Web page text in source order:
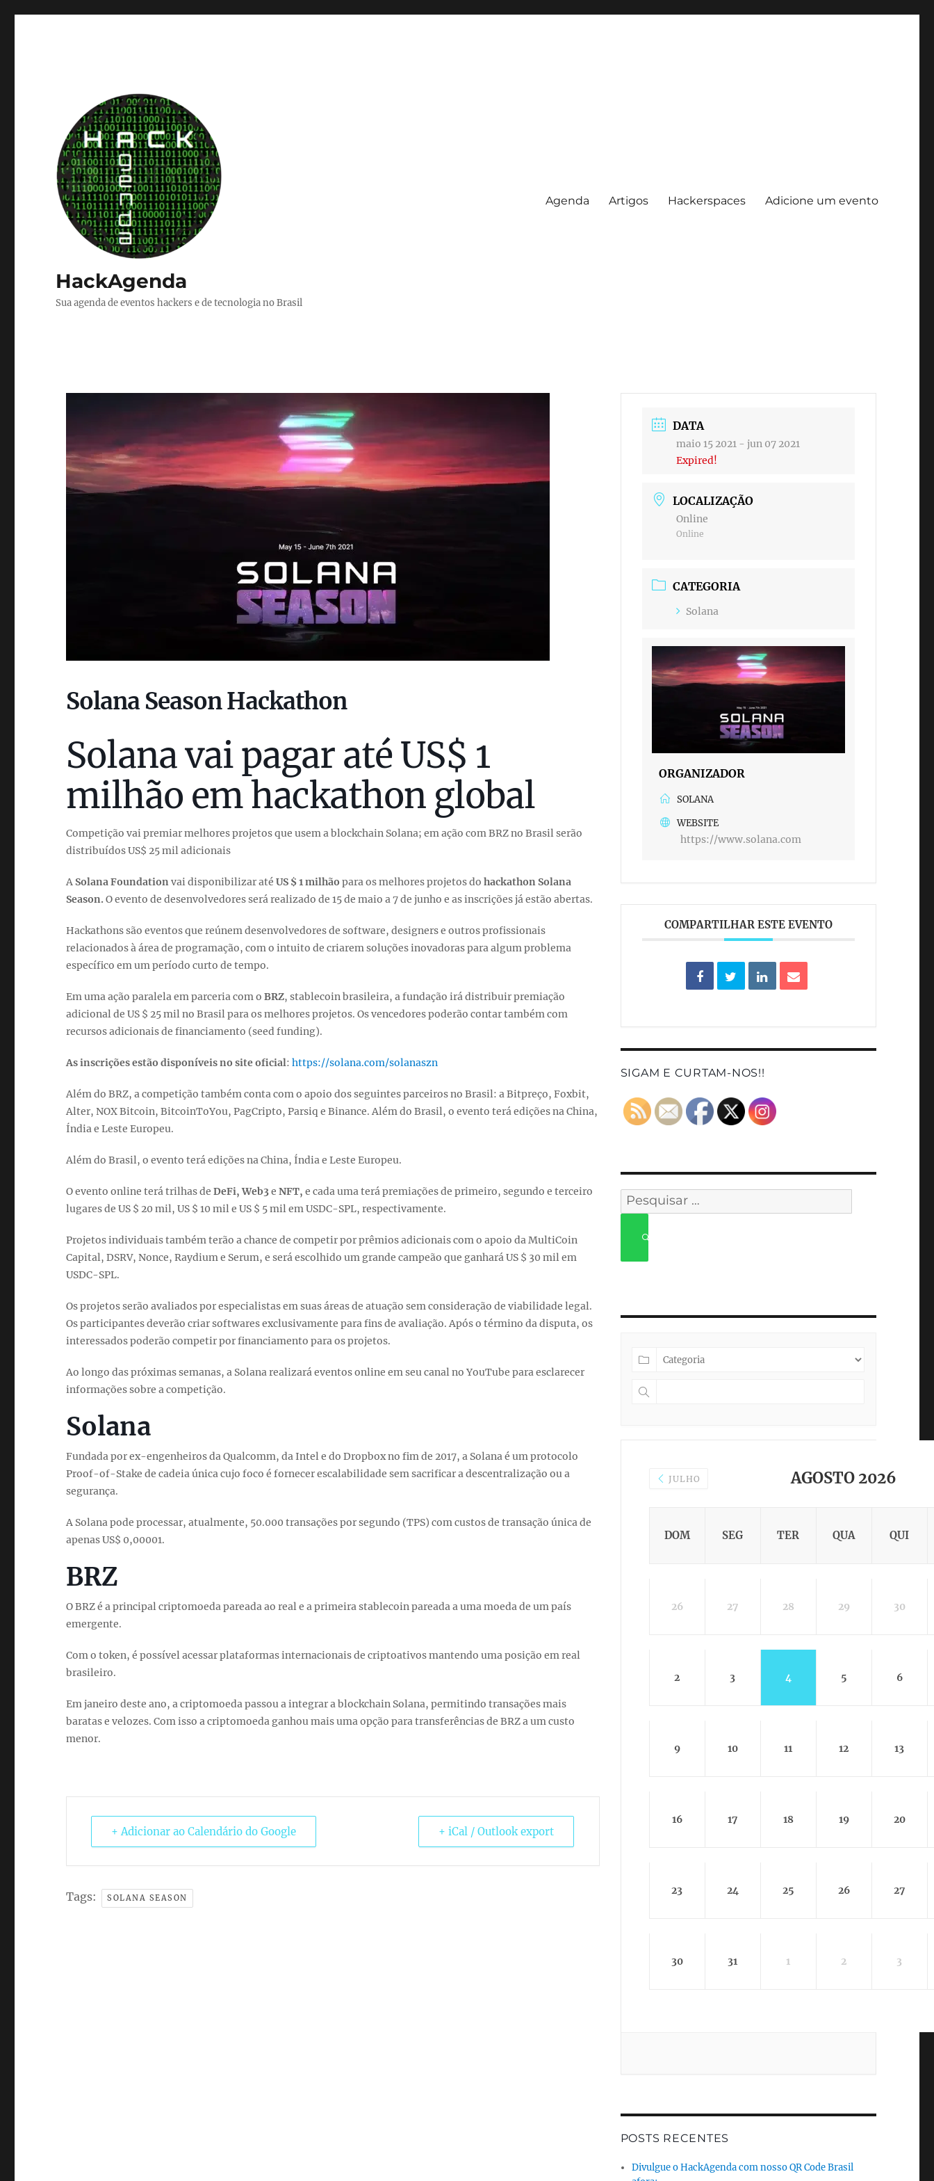
HackAgenda
Sua agenda de eventos hackers e de tecnologia no Brasil
Agenda Artigos Hackerspaces Adicione um evento
Solana Season Hackathon
Solana vai pagar até US$ 1
milhão em hackathon global
Competição vai premiar melhores projetos que usem a blockchain Solana; em ação com BRZ no Brasil serão
distribuídos US$ 25 mil adicionais
ASolana Foundationvai disponibilizar atéUS $ 1 milhão para os melhores projetos dohackathon Solana
Season. O evento de desenvolvedores será realizado de 15 de maio a 7 de junho e as inscrições já estão abertas.
Hackathons são eventos que reúnem desenvolvedores de software, designers e outros profissionais
relacionados à área de programação, com o intuito de criarem soluções inovadoras para algum problema
específico em um período curto de tempo.
Em uma ação paralela em parceria com oBRZ, stablecoin brasileira, a fundação irá distribuir premiação
adicional de US $ 25 mil no Brasil para os melhores projetos. Os vencedores poderão contar também com
recursos adicionais de financiamento (seed funding).
As inscrições estão disponíveis no site oficial:https://solana.com/solanaszn
Além do BRZ, a competição também conta com o apoio dos seguintes parceiros no Brasil: a Bitpreço, Foxbit,
Alter, NOX Bitcoin, BitcoinToYou, PagCripto, Parsiq e Binance. Além do Brasil, o evento terá edições na China,
Índia e Leste Europeu.
Além do Brasil, o evento terá edições na China, Índia e Leste Europeu.
O evento online terá trilhas deDeFi, Web3eNFT, e cada uma terá premiações de primeiro, segundo e terceiro
lugares de US $ 20 mil, US $ 10 mil e US $ 5 mil em USDC-SPL, respectivamente.
Projetos individuais também terão a chance de competir por prêmios adicionais com o apoio da MultiCoin
Capital, DSRV, Nonce, Raydium e Serum, e será escolhido um grande campeão que ganhará US $ 30 mil em
USDC-SPL.
Os projetos serão avaliados por especialistas em suas áreas de atuação sem consideração de viabilidade legal.
Os participantes deverão criar softwares exclusivamente para fins de avaliação. Após o término da disputa, os
interessados poderão competir por financiamento para os projetos.
Ao longo das próximas semanas, a Solana realizará eventos online em seu canal no YouTube para esclarecer
informações sobre a competição.
Solana
Fundada por ex-engenheiros da Qualcomm, da Intel e do Dropbox no fim de 2017, a Solana é um protocolo
Proof-of-Stake de cadeia única cujo foco é fornecer escalabilidade sem sacrificar a descentralização ou a
segurança.
A Solana pode processar, atualmente, 50.000 transações por segundo (TPS) com custos de transação única de
apenas US$ 0,00001.
BRZ
O BRZ é a principal criptomoeda pareada ao real e a primeira stablecoin pareada a uma moeda de um país
emergente.
Com o token, é possível acessar plataformas internacionais de criptoativos mantendo uma posição em real
brasileiro.
Em janeiro deste ano, a criptomoeda passou a integrar a blockchain Solana, permitindo transações mais
baratas e velozes. Com isso a criptomoeda ganhou mais uma opção para transferências de BRZ a um custo
menor.
+ Adicionar ao Calendário do Google + iCal / Outlook export
Tags: SOLANA SEASON
DATA
maio 15 2021- jun 07 2021
Expired!
LOCALIZAÇÃO
Online
Online
CATEGORIA
Solana
ORGANIZADOR
SOLANA
WEBSITE
https://www.solana.com
COMPARTILHAR ESTE EVENTO
SIGAM E CURTAM-NOS!!
Pesquisar
por:
JULHO AGOSTO 2026
DOM SEG TER QUA QUI
26 27 28 29 30
2 3 4 5 6
9 10 11 12 13
16 17 18 19 20
23 24 25 26 27
30 31 1 2 3
POSTS RECENTES
Divulgue o HackAgenda com nosso QR Code Brasil